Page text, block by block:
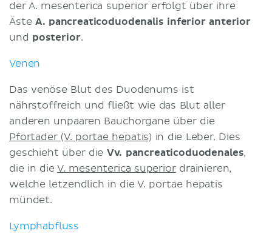
der A. mesenterica superior erfolgt über ihre
Äste A. pancreaticoduodenalis inferior anterior
und posterior.
Venen
Das venöse Blut des Duodenums ist
nährstoffreich und fließt wie das Blut aller
anderen unpaaren Bauchorgane über die
Pfortader (V. portae hepatis) in die Leber. Dies
geschieht über die Vv. pancreaticoduodenales,
die in dieV. mesenterica superiordrainieren,
welche letzendlich in die V. portae hepatis
mündet.
Lymphabfluss